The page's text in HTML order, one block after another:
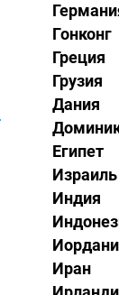
Гонконг
Греция
Грузия
Дания
Египет
Израиль
Индия
Иран